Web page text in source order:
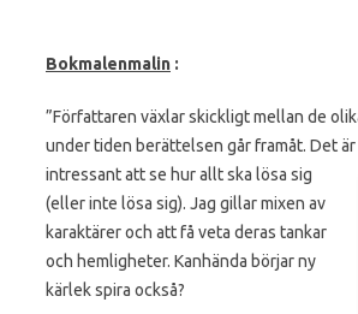
Bokmalenmalin :
”Författaren växlar skickligt mellan de
under tiden berättelsen går framåt. Det
intressant att se hur allt ska lösa sig
(eller inte lösa sig). Jag gillar mixen av
karaktärer och att få veta deras tankar
och hemligheter. Kanhända börjar ny
kärlek spira också?